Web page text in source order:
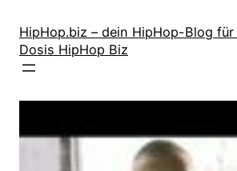
Inhalt
springen
HipHop.biz – dein HipHop-Blog
Dosis HipHop Biz